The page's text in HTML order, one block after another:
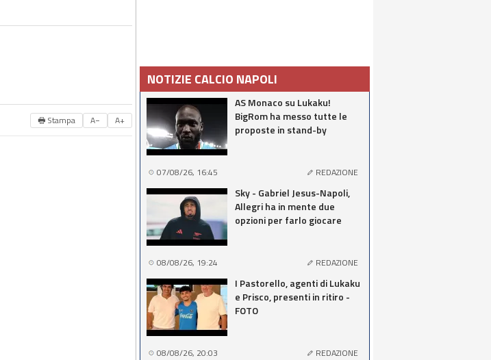
🖶 Stampa A− A+
NOTIZIE CALCIO NAPOLI
AS Monaco su Lukaku!
BigRom ha messo tutte le
proposte in stand-by
07/08/26, 16:45 REDAZIONE
Sky - Gabriel Jesus-Napoli,
Allegri ha in mente due
opzioni per farlo giocare
08/08/26, 19:24 REDAZIONE
I Pastorello, agenti di Lukaku
e Prisco, presenti in ritiro -
FOTO
08/08/26, 20:03 REDAZIONE